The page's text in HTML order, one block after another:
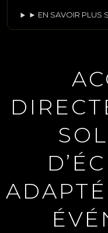
► EN SAVOIR PLUS